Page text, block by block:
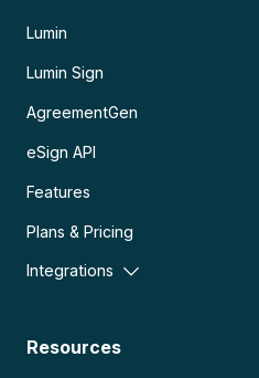
Lumin
Lumin Sign
AgreementGen
eSign API
Features
Plans & Pricing
Integrations
Resources